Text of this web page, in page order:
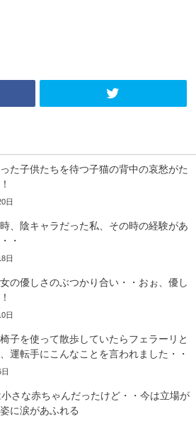
た子供たちを待つ子猫の背中の哀愁がた
日
、陰キャラだった私、その時の経験があ
・
日
の優しさのぶつかり合い・・おぉ、優し
日
子を使って散歩していたらフェラーリと
運転手にこんなことを言われました・・
さな赤ちゃんだったけど・・今は立場が
に涙があふれる